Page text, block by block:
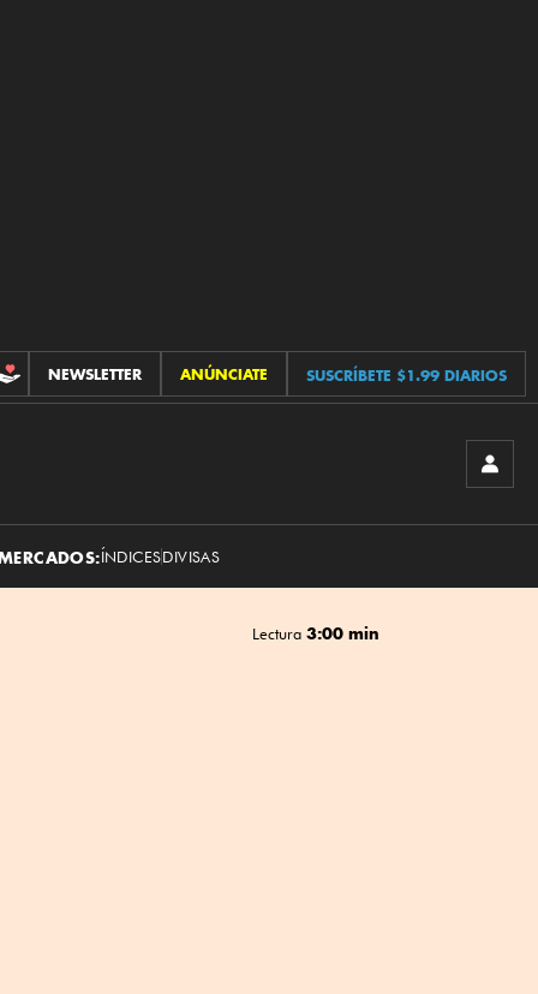
CONTRIBUCIONES
NEWSLETTER ANÚNCIATE SUSCRÍBETE $1.99 DIARIOS
ÍNDICESDIVISAS
Lectura 3:00 min